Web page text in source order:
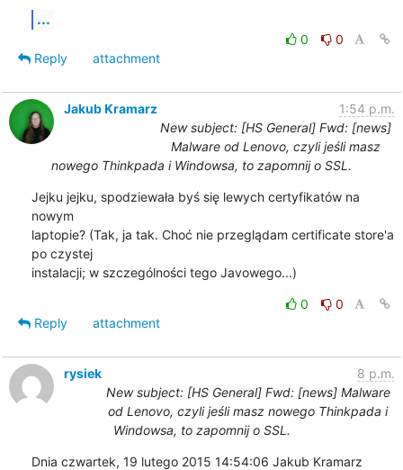
...
0
0
Reply
attachment
Jakub Kramarz
1:54 p.m.
New subject: [HS General] Fwd: [news]
Malware od Lenovo, czyli jeśli masz
nowego Thinkpada i Windowsa, to zapomnij o SSL.
Jejku jejku, spodziewała byś się lewych certyfikatów na
nowym
laptopie? (Tak, ja tak. Choć nie przeglądam certificate store'a
po czystej
instalacji; w szczególności tego Javowego...)
0
0
Reply
attachment
rysiek
8 p.m.
New subject: [HS General] Fwd: [news] Malware
od Lenovo, czyli jeśli masz nowego Thinkpada i
Windowsa, to zapomnij o SSL.
Dnia czwartek, 19 lutego 2015 14:54:06 Jakub Kramarz